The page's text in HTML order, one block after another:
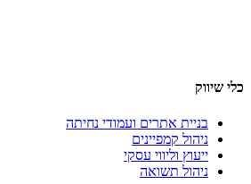
בניית אתרים ועמודי נחיתה
ניהול קמפיינים
ייעוץ וליווי עסקי
ניהול תשואה